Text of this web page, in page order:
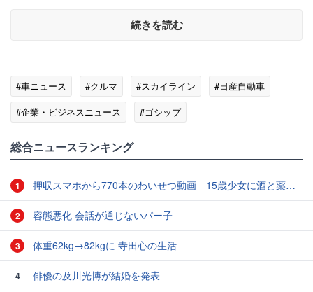
続きを読む
#車ニュース #クルマ #スカイライン
#日産自動車
#企業・ビジネスニュース
#ゴシップ
総合ニュースランキング
1 押収スマホから770本のわいせつ動画 15歳少女に酒と薬飲ませ性的暴行か 54歳男を再逮捕 「薬もありますよ」とSNSで誘い出し
2 容態悪化 会話が通じないパー子
3 体重62kg→82kgに 寺田心の生活
4 俳優の及川光博が結婚を発表